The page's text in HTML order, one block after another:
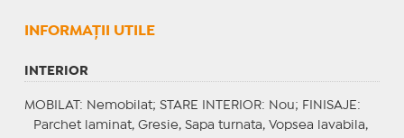
INFORMAŢII UTILE
INTERIOR
MOBILAT : Nemobilat; STARE INTERIOR: Nou; FINISAJE :
Parchet laminat, Gresie, Sapa turnata, Vopsea lavabila,